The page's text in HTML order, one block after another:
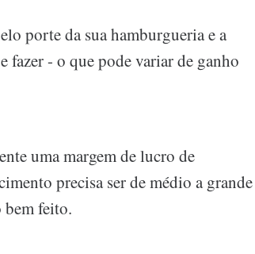
porte da sua hamburgueria e a
fazer - o que pode variar de ganho
uma margem de lucro de
precisa ser de médio a grande
feito.